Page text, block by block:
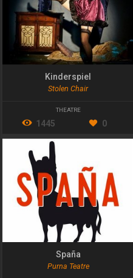
Kinderspiel
Stolen Chair
THEATRE
1445 0
Spaña
Purna Teatre